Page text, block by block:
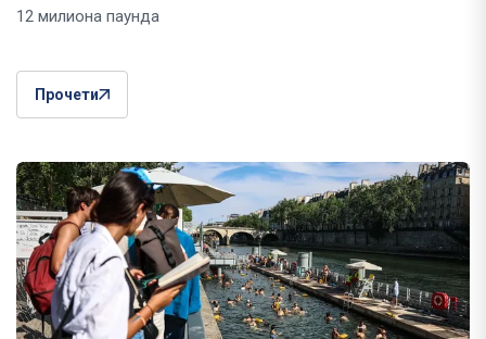
12 милиона паунда
Прочети